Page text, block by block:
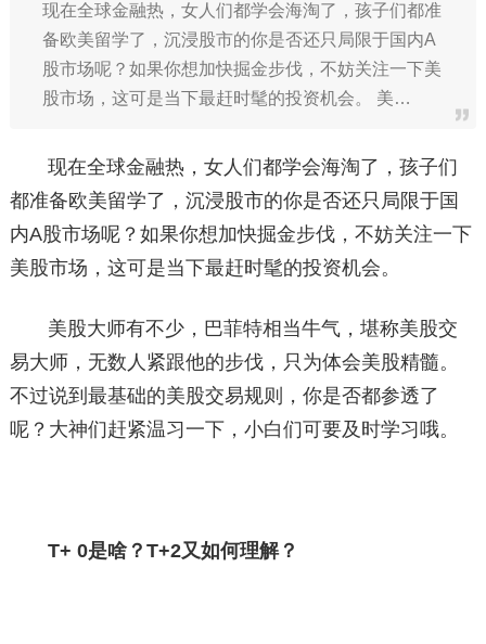
现在全球金融热，女人们都学会海淘了，孩子们都准
备欧美留学了，沉浸股市的你是否还只局限于国内A
股市场呢？如果你想加快掘金步伐，不妨关注一下美
股市场，这可是当下最赶时髦的投资机会。 美…
现在全球金融热，女人们都学会海淘了，孩子们
都准备欧美留学了，沉浸股市的你是否还只局限于国
内A股市场呢？如果你想加快掘金步伐，不妨关注一下
美股市场，这可是当下最赶时髦的投资机会。
美股大师有不少，巴菲特相当牛气，堪称美股交
易大师，无数人紧跟他的步伐，只为体会美股精髓。
不过说到最基础的美股交易规则，你是否都参透了
呢？大神们赶紧温习一下，小白们可要及时学习哦。
T+ 0是啥？T+2又如何理解？